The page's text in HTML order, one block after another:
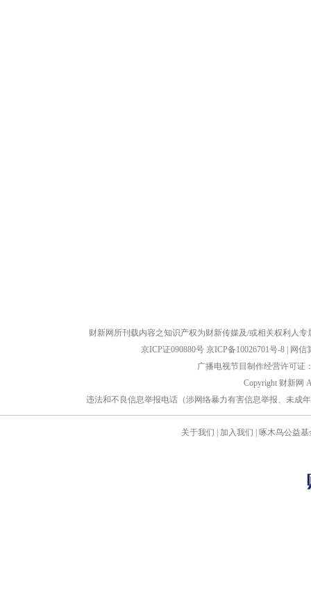
财新网所刊载内容之知识产权为财新传媒及/或相关权利人
京ICP证090880号 京ICP备10026701号-8
网信
广播电视节目制作经营许可证
Copyright 财新网
违法和不良信息举报电话（涉网络暴力有害信息举报、未成
关于我们 加入我们 啄木鸟公益